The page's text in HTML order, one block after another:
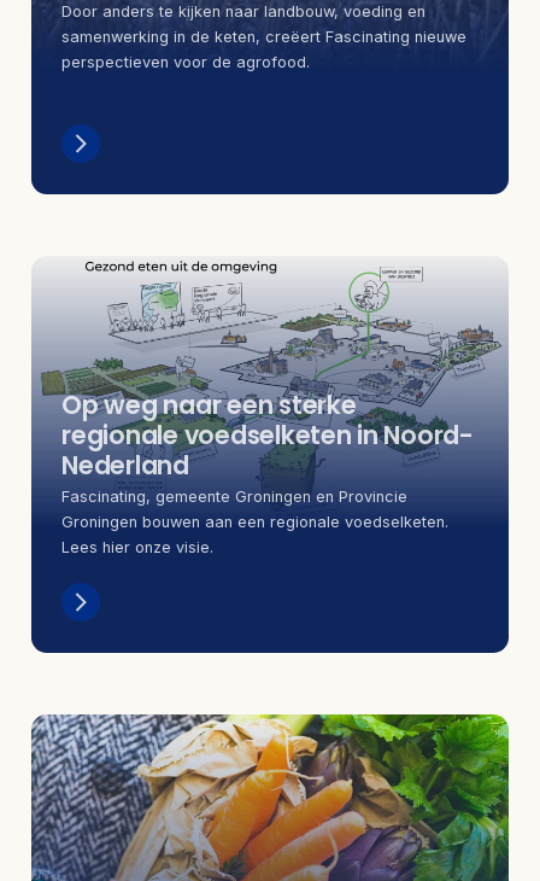
Door anders te kijken naar landbouw, voeding en
samenwerking in de keten, creëert Fascinating nieuwe
perspectieven voor de agrofood.
Op weg naar een sterke
regionale voedselketen in Noord-
Nederland
Fascinating, gemeente Groningen en Provincie
Groningen bouwen aan een regionale voedselketen.
Lees hier onze visie.